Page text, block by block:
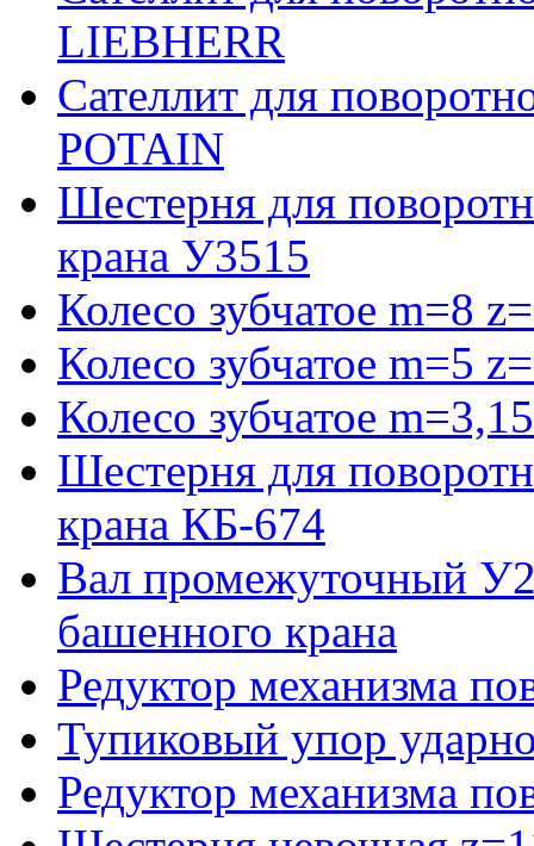
LIEBHERR
Сателлит для
POTAIN
Шестерня для
крана У3515
Колесо зубчатое m=8
Колесо зубчатое m=5
Колесо зубчатое
Шестерня для
крана КБ-674
Вал промежуточный
башенного крана
Редуктор механизма
Тупиковый упор
Редуктор механизма